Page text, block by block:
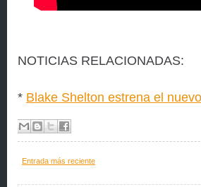
NOTICIAS RELACIONADAS:
* Blake Shelton estrena el
Entrada más reciente